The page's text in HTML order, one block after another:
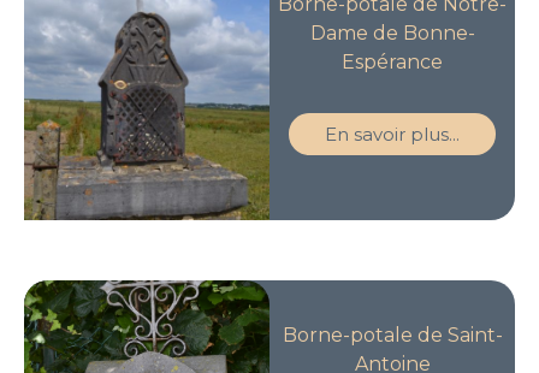
Dame de Bonne-
Espérance
En savoir plus...
Borne-potale de Saint-
Antoine